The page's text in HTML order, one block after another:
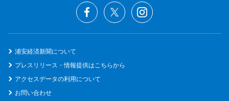
浦安経済新聞について
プレスリリース・情報提供はこちらから
アクセスデータの利用について
お問い合わせ